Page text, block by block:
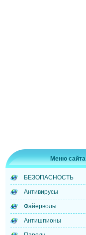
Меню сайта
БЕЗОПАСНОСТЬ
Антивирусы
Файерволы
Антишпионы